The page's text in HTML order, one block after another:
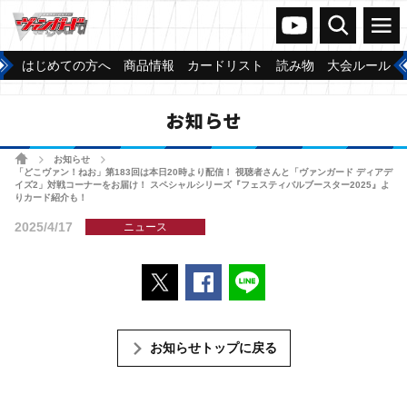
ヴァンガードch
検索 メニュー
はじめての方へ 商品情報 カードリスト 読み物 大会ルール
お知らせ
ホームお知らせ
「どこヴァン！ねお」第183回は本日20時より配信！ 視聴者さんと「ヴァンガード ディアデ
イズ2」対戦コーナーをお届け！ スペシャルシリーズ『フェスティバルブースター2025』よ
りカード紹介も！
2025/4/17 ニュース
ポストするFacebookでシェアする
お知らせトップに戻る